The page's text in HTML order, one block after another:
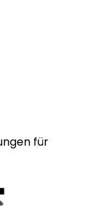
für